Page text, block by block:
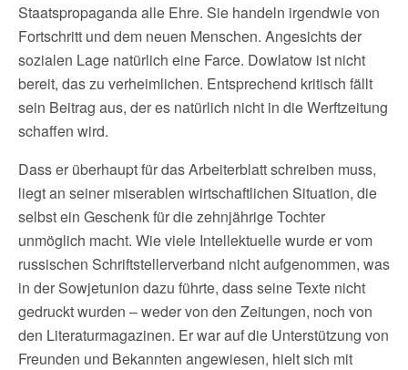
Staatspropaganda alle Ehre. Sie handeln irgendwie von
Fortschritt und dem neuen Menschen. Angesichts der
sozialen Lage natürlich eine Farce. Dowlatow ist nicht
bereit, das zu verheimlichen. Entsprechend kritisch fällt
sein Beitrag aus, der es natürlich nicht in die Werftzeitung
schaffen wird.
Dass er überhaupt für das Arbeiterblatt schreiben muss,
liegt an seiner miserablen wirtschaftlichen Situation, die
selbst ein Geschenk für die zehnjährige Tochter
unmöglich macht. Wie viele Intellektuelle wurde er vom
russischen Schriftstellerverband nicht aufgenommen, was
in der Sowjetunion dazu führte, dass seine Texte nicht
gedruckt wurden – weder von den Zeitungen, noch von
den Literaturmagazinen. Er war auf die Unterstützung von
Freunden und Bekannten angewiesen, hielt sich mit